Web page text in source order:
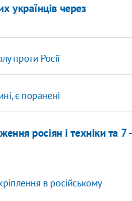
українців через
проти Росії
є поранені
росіян і техніки та 7 -
в російському